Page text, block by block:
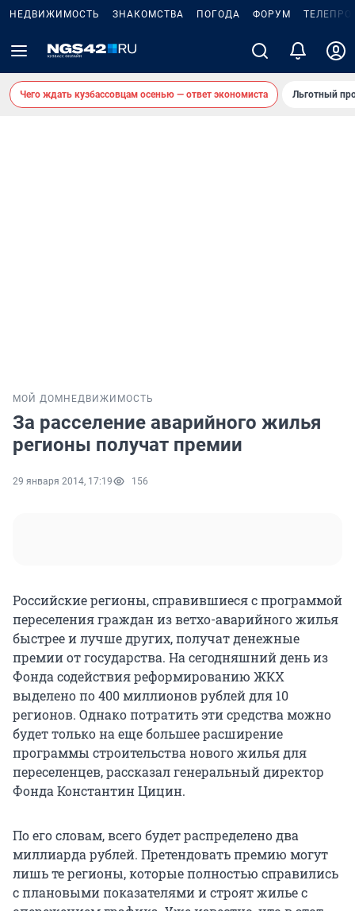
НЕДВИЖИМОСТЬ ЗНАКОМСТВА ПОГОДА ФОРУМ
Чего ждать кузбассовцам осенью — ответ экономиста Льготный
МОЙ ДОМ НЕДВИЖИМОСТЬ
За расселение аварийного жилья
регионы получат премии
29 января 2014, 17:19 156
Российские регионы, справившиеся с программой
переселения граждан из ветхо-аварийного жилья
быстрее и лучше других, получат денежные
премии от государства. На сегодняшний день из
Фонда содействия реформированию ЖКХ
выделено по 400 миллионов рублей для 10
регионов. Однако потратить эти средства можно
будет только на еще большее расширение
программы строительства нового жилья для
переселенцев, рассказал генеральный директор
Фонда Константин Цицин.
По его словам, всего будет распределено два
миллиарда рублей. Претендовать премию могут
лишь те регионы, которые полностью справились
с плановыми показателями и строят жилье с